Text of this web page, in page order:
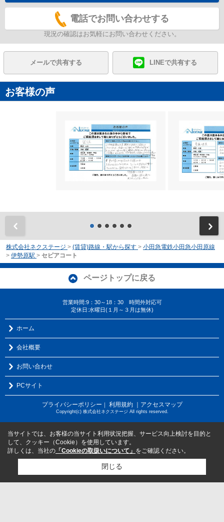
電話でお問い合わせする
現況の確認はお気軽にお問い合わせください。
メールで共有する LINEで共有する
お客様の声
株式会社ネクステージ > (賃貸)路線・駅から探す > 小田急電鉄小田急小田原線
> 伊勢原駅 > セピアコート
ページトップに戻る
営業時間:9：30～18：30 時間外対応可
定休日:水曜日(１月～３月は無休)
ホーム
会社概要
お問い合わせ
PCサイト
プライバシーポリシー ｜ 利用規約 ｜アクセスマップ
Copyright(c) 株式会社ネクステージ All rights reserved.
当サイトでは、お客様の当サイト利用状況把握、サービス向上検討を目的と
して、クッキー（Cookie）を使用しています。
詳しくは、当社の 「Cookieの取扱いについて」 をご確認ください。
閉じる